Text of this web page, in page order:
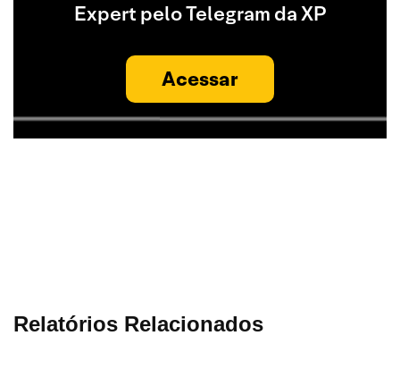
Expert pelo Telegram da XP
Acessar
Relatórios Relacionados